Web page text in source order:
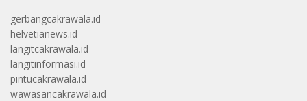
gerbangcakrawala.id
helvetianews.id
langitcakrawala.id
langitinformasi.id
pintucakrawala.id
wawasancakrawala.id